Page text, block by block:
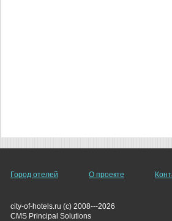
Город отелей О проекте
city-of-hotels.ru (c) 2008---2026
СMS Principal Solutions